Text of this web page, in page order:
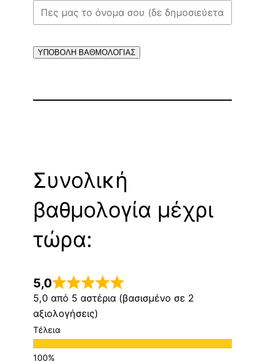
ΥΠΟΒΟΛΗ ΒΑΘΜΟΛΟΓΙΑΣ
Συνολική
βαθμολογία μέχρι
τώρα:
5,0
5,0 από 5 αστέρια (βασισμένο σε 2
αξιολογήσεις)
Τέλεια